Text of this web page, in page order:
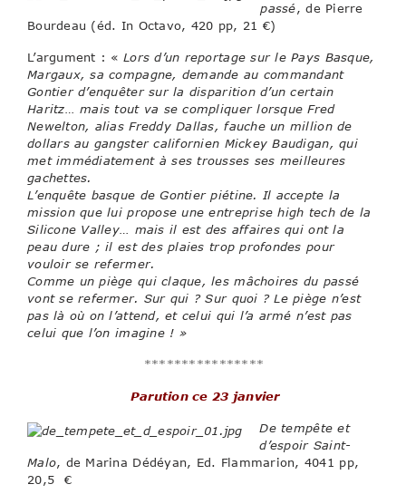
passé, de Pierre
Bourdeau (éd. In Octavo, 420 pp, 21 €)
L’argument : « Lors d’un reportage sur le Pays Basque,
Margaux, sa compagne, demande au commandant
Gontier d’enquêter sur la disparition d’un certain
Haritz… mais tout va se compliquer lorsque Fred
Newelton, alias Freddy Dallas, fauche un million de
dollars au gangster californien Mickey Baudigan, qui
met immédiatement à ses trousses ses meilleures
gachettes.
L’enquête basque de Gontier piétine. Il accepte la
mission que lui propose une entreprise high tech de la
Silicone Valley… mais il est des affaires qui ont la
peau dure ; il est des plaies trop profondes pour
vouloir se refermer.
Comme un piège qui claque, les mâchoires du passé
vont se refermer. Sur qui ? Sur quoi ? Le piège n’est
pas là où on l’attend, et celui qui l’a armé n’est pas
celui que l’on imagine ! »
****************
Parution ce 23 janvier
De tempête et
d’espoir Saint-
Malo, de Marina Dédéyan, Ed. Flammarion, 4041 pp,
20,5 €